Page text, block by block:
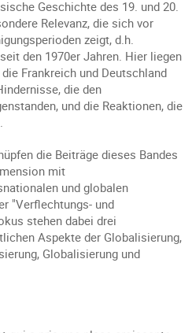
Geschichte des 19. und 20.
Relevanz, die sich vor
zeigt, d.h.
den 1970er Jahren. Hier liegen
Frankreich und Deutschland
die den
und die Reaktionen, die
die Beiträge dieses Bandes
mit
und globalen
"Verflechtungs- und
stehen dabei drei
Aspekte der Globalisierung,
Globalisierung und